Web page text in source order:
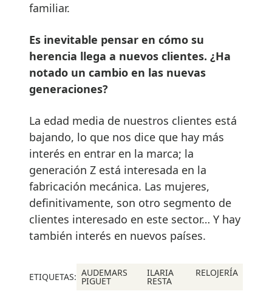
familiar.
Es inevitable pensar en cómo su
herencia llega a nuevos clientes. ¿Ha
notado un cambio en las nuevas
generaciones?
La edad media de nuestros clientes está
bajando, lo que nos dice que hay más
interés en entrar en la marca; la
generación Z está interesada en la
fabricación mecánica. Las mujeres,
definitivamente, son otro segmento de
clientes interesado en este sector… Y hay
también interés en nuevos países.
ETIQUETAS: AUDEMARS
PIGUET
ILARIA
RESTA
RELOJERÍA